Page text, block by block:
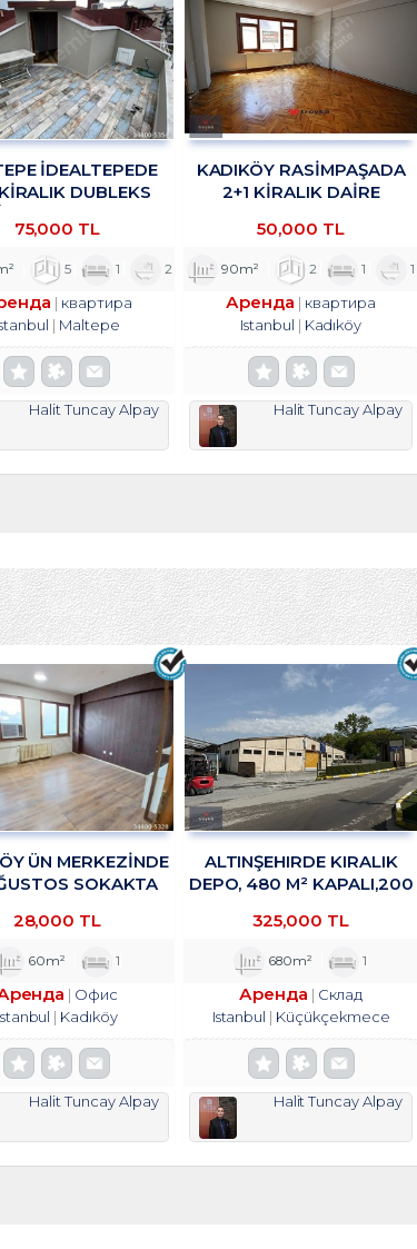
İDEALTEPEDE
DUBLEKS
75,000 TL
5 1 2
квартира
Maltepe
Halit Tuncay Alpay
KADIKÖY RASİMPAŞADA
2+1 KİRALIK DAİRE
50,000 TL
90m² 2 1 1
Аренда
квартира
Istanbul
Kadıköy
Halit Tuncay Alpay
ÜN MERKEZİNDE
SOKAKTA
1+1 KİRALIK
TROYKADAN
28,000 TL
60m² 1
Офис
Kadıköy
Halit Tuncay Alpay
ALTINŞEHIRDE KIRALIK
DEPO, 480 M² KAPALI,200
325,000 TL
680m² 1
Аренда
Склад
Istanbul
Küçükçekmece
Halit Tuncay Alpay